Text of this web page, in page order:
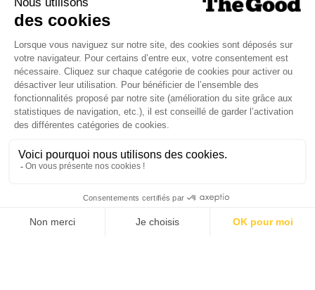
Dans ce numéro, enquête : Comment les
médias luttent-ils contre la désinformation ? |
Palmarès complet du Grand Prix de la Good
Économie 2025 | La grande interview de Marc
Gomes, CEO France & Chief People Officer
EMEA chez The Adecco Group
J'ACHÈTE LE NUMÉRO
JE M'ABONNE 1 AN - 4 NUM.